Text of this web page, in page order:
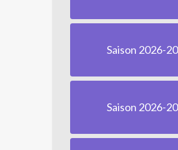
Saison 2026-
Saison 2026-